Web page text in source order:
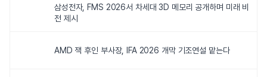
삼성전자, FMS 2026서 차세대 3D 메모리 공개하며 미래 비
전 제시
AMD 잭 후인 부사장, IFA 2026 개막 기조연설 맡는다